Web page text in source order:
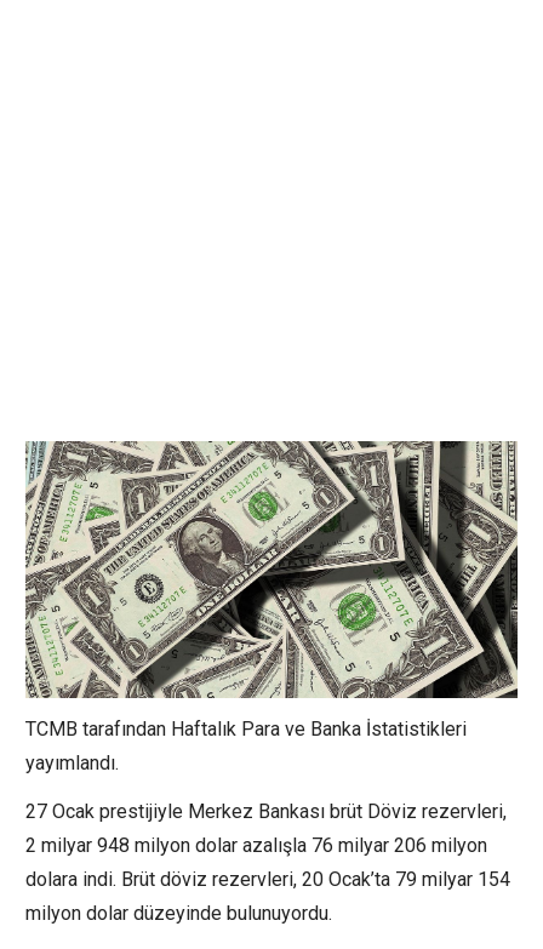
TCMB tarafından Haftalık Para ve Banka İstatistikleri
yayımlandı.
27 Ocak prestijiyle Merkez Bankası brüt Döviz rezervleri,
2 milyar 948 milyon dolar azalışla 76 milyar 206 milyon
dolara indi. Brüt döviz rezervleri, 20 Ocak’ta 79 milyar 154
milyon dolar düzeyinde bulunuyordu.